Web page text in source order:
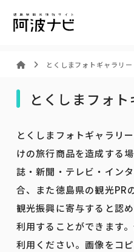
とくしまフォトギャラリー
とくしまフォ
とくしまフォトギャラリ
けの旅行商品を造成する
誌・新聞・テレビ・イン
合、また徳島県の観光PR
観光振興に寄与すると認
利用することができます
利用ください。画像をコ